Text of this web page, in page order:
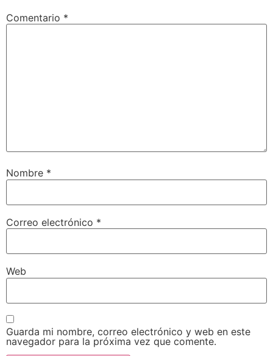
Comentario *
Nombre *
Correo electrónico *
Web
Guarda mi nombre, correo electrónico y web en este
navegador para la próxima vez que comente.